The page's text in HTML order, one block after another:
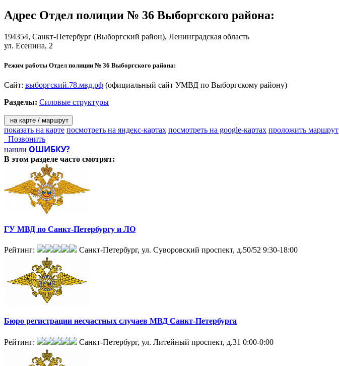
Адрес Отдел полиции № 36 Выборгского района:
194354, Санкт-Петербург (Выборгский район), Ленинградская область
ул. Есенина, 2
Режим работы Отдел полиции № 36 Выборгского района:
Сайт: выборгский.78.мвд.рф (официальный сайт УМВД по Выборгскому району)
Разделы: Силовые структуры
на карте / маршрут
показать на карте посмотреть на яндекс-картах посмотреть на google-картах проложить маршрут
Позвонить
нашли ОШИБКУ?
В этом разделе часто смотрят:
ГУ МВД по Санкт-Петербургу и ЛО
Рейтинг: Санкт-Петербург, ул. Суворовский проспект, д.50/52 9:30-18:00
Бюро регистрации несчастных случаев МВД Санкт-Петербурга
Рейтинг: Санкт-Петербург, ул. Литейный проспект, д.31 0:00-0:00